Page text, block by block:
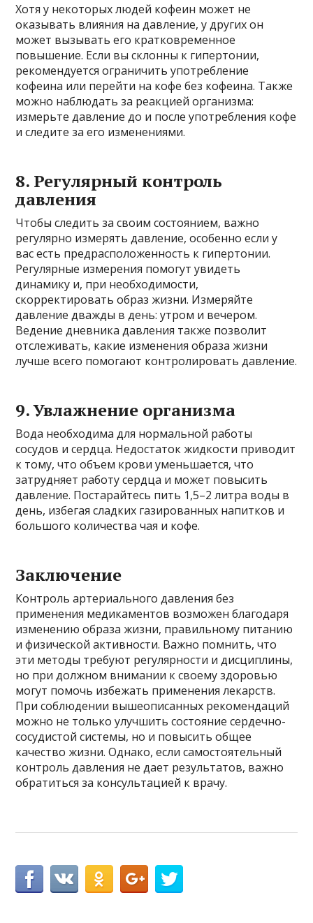
Хотя у некоторых людей кофеин может не
оказывать влияния на давление, у других он
может вызывать его кратковременное
повышение. Если вы склонны к гипертонии,
рекомендуется ограничить употребление
кофеина или перейти на кофе без кофеина. Также
можно наблюдать за реакцией организма:
измерьте давление до и после употребления кофе
и следите за его изменениями.
8. Регулярный контроль
давления
Чтобы следить за своим состоянием, важно
регулярно измерять давление, особенно если у
вас есть предрасположенность к гипертонии.
Регулярные измерения помогут увидеть
динамику и, при необходимости,
скорректировать образ жизни. Измеряйте
давление дважды в день: утром и вечером.
Ведение дневника давления также позволит
отслеживать, какие изменения образа жизни
лучше всего помогают контролировать давление.
9. Увлажнение организма
Вода необходима для нормальной работы
сосудов и сердца. Недостаток жидкости приводит
к тому, что объем крови уменьшается, что
затрудняет работу сердца и может повысить
давление. Постарайтесь пить 1,5–2 литра воды в
день, избегая сладких газированных напитков и
большого количества чая и кофе.
Заключение
Контроль артериального давления без
применения медикаментов возможен благодаря
изменению образа жизни, правильному питанию
и физической активности. Важно помнить, что
эти методы требуют регулярности и дисциплины,
но при должном внимании к своему здоровью
могут помочь избежать применения лекарств.
При соблюдении вышеописанных рекомендаций
можно не только улучшить состояние сердечно-
сосудистой системы, но и повысить общее
качество жизни. Однако, если самостоятельный
контроль давления не дает результатов, важно
обратиться за консультацией к врачу.